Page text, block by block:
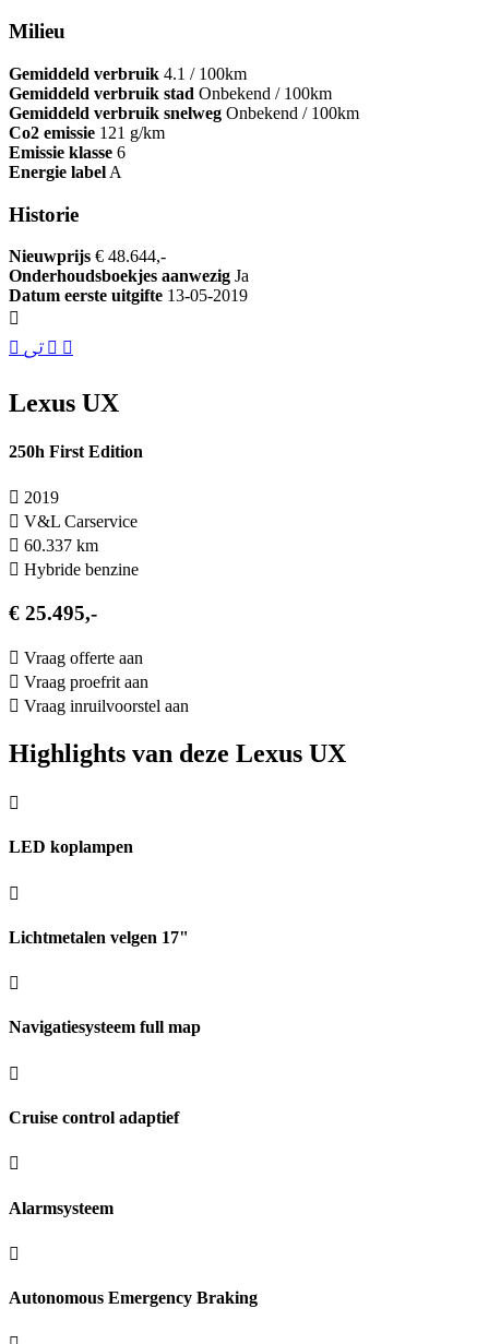
Milieu
Gemiddeld verbruik 4.1 / 100km
Gemiddeld verbruik stad Onbekend / 100km
Gemiddeld verbruik snelweg Onbekend / 100km
Co2 emissie 121 g/km
Emissie klasse 6
Energie label A
Historie
Nieuwprijs € 48.644,-
Onderhoudsboekjes aanwezig Ja
Datum eerste uitgifte 13-05-2019
Lexus UX
250h First Edition
2019
V&L Carservice
60.337 km
Hybride benzine
€ 25.495,-
Vraag offerte aan
Vraag proefrit aan
Vraag inruilvoorstel aan
Highlights van deze Lexus UX
LED koplampen
Lichtmetalen velgen 17"
Navigatiesysteem full map
Cruise control adaptief
Alarmsysteem
Autonomous Emergency Braking